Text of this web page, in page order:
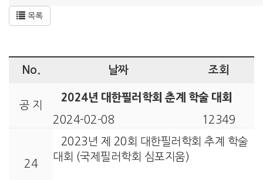
목록
No. 날짜 조회
공 지
2024년 대한필러학회 춘계 학술 대회
2024-02-08
12349
24
2023년 제 20회 대한필러학회 추계 학술
대회 (국제필러학회 심포지움)